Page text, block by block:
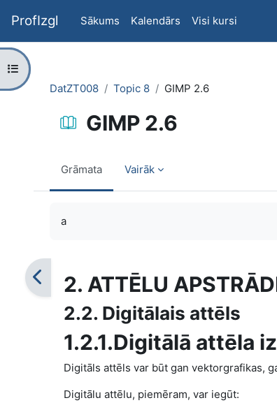
ProfIzgl Sākums Kalendārs Visi kursi
Atvērt kursu indeksu
DatZT008
Topic 8 GIMP 2.6
GIMP 2.6
Grāmata Vairāk
a
2. ATTĒLU
2.2. Digitālais attēls
1.2.1.Digitālā attēla
Digitāls attēls var būt gan vektorgrafikas,
Digitālu attēlu, piemēram, var iegūt: